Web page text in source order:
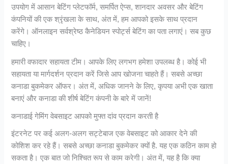
उपयोग में आसान बेटिंग प्लेटफॉर्म, समर्पित ऐप्स, शानदार अवसर और बेटिंग
कंपनियों की एक श्रृंखला के साथ, अंत में, हम आपको इसके साथ प्रदान
करेंगे। ऑनलाइन सर्वश्रेष्ठ कैनेडियन स्पोर्ट्स बेटिंग का पता लगाएं। सब कुछ
चाहिए।
हमारी वफादार सहायता टीम। आपके लिए लगभग हमेशा उपलब्ध है। कोई भी
सहायता या मार्गदर्शन प्रदान करें जिसे आप खोजना चाहते हैं। सबसे अच्छा
कनाडा बुकमेकर ऑफर। अंत में, अधिक जानने के लिए, कृपया अभी एक खाता
बनाएं और कनाडा की शीर्ष बेटिंग कंपनी के बारे में जानें!
कनाडाई गेमिंग वेबसाइट आपको मुफ्त दांव प्रदान करती है
इंटरनेट पर कई अलग-अलग सट्टेबाज एक वेबसाइट को आकार देने की
कोशिश कर रहे हैं। सबसे अच्छा कनाडा बुकमेकर क्यों है. यह एक कठिन काम हो
सकता है। एक बात जो निश्चित रूप से काम करेगी। अंत में, यह है कि क्या